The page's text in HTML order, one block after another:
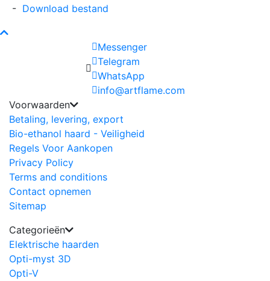
- Download bestand
Messenger
Telegram
WhatsApp
info@artflame.com
Voorwaarden
Betaling, levering, export
Bio-ethanol haard - Veiligheid
Regels Voor Aankopen
Privacy Policy
Terms and conditions
Contact opnemen
Sitemap
Categorieën
Elektrische haarden
Opti-myst 3D
Opti-V